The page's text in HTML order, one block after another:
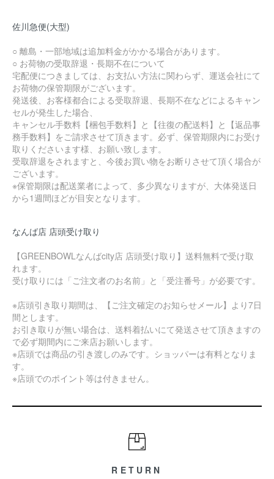
佐川急便(大型)
○ 離島・一部地域は追加料金がかかる場合があります。
○ お荷物の受取辞退・長期不在について
宅配便につきましては、お支払い方法に関わらず、運送会社にて
お荷物の保管期限がございます。
発送後、お客様都合による受取辞退、長期不在などによるキャン
セルが発生した場合、
キャンセル手数料【梱包手数料】と【往復の配送料】と【返品事
務手数料】をご請求させて頂きます。必ず、保管期限内にお受け
取りくださいます様、お願い致します。
受取辞退をされますと、今後お買い物をお断りさせて頂く場合が
ございます。
※保管期限は配送業者によって、多少異なりますが、大体発送日
から1週間ほどが目安となります。
なんば店 店頭受け取り
【GREENBOWLなんばcity店 店頭受け取り】送料無料で受け取
れます。
受け取りには「ご注文者のお名前」と「受注番号」が必要です。
※店頭引き取り期間は、【ご注文確定のお知らせメール】より7日
間とします。
お引き取りが無い場合は、送料着払いにて発送させて頂きますの
で必ず期間内にご来店お願いします。
※店頭では商品の引き渡しのみです。ショッパーは有料となりま
す。
※店頭でのポイント等は付きません。
RETURN